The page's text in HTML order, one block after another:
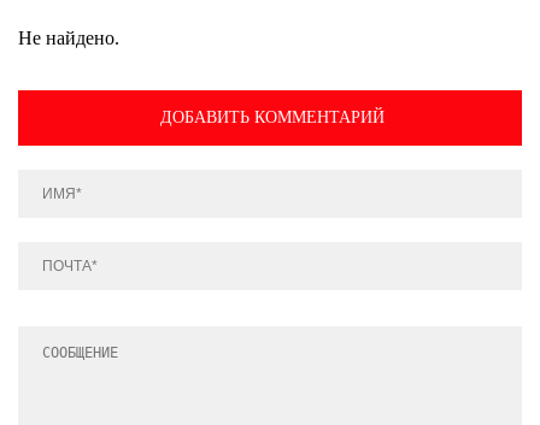
Не найдено.
ДОБАВИТЬ КОММЕНТАРИЙ